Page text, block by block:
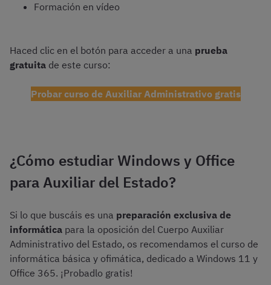
Formación en vídeo
Haced clic en el botón para acceder a una prueba
gratuita de este curso:
Probar curso de Auxiliar Administrativo gratis
¿Cómo estudiar Windows y Office
para Auxiliar del Estado?
Si lo que buscáis es una preparación exclusiva de
informática para la oposición del Cuerpo Auxiliar
Administrativo del Estado, os recomendamos el curso de
informática básica y ofimática, dedicado a Windows 11 y
Office 365. ¡Probadlo gratis!